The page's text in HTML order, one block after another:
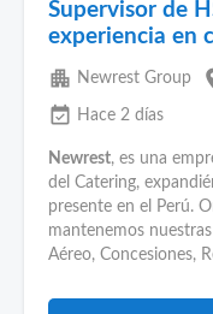
Supervisor de
experiencia en
apartment Newrest Group
event_available Hace 2 días
Newrest, es una
del Catering,
presente en el Perú.
mantenemos
Aéreo, Concesiones,